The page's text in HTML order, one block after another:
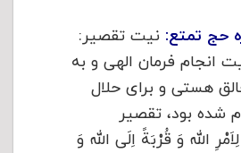
حج تمتع: نیت تقصیر:
انجام فرمان الهی و به
هستی و برای حلال
شده بود، تقصیر
الله وَ قُرْبَةً اِلَی الله وَ